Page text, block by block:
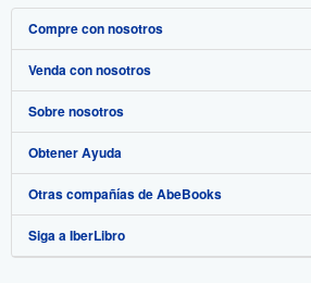
Compre con nosotros
Búsqueda avanzada
Colecciones
Mi cuenta
Mis pedidos
Ver carrito
Venda con nosotros
Comenzar a vender
Únase a nuestro programa de afiliados
Recomiende un vendedor
Sobre nosotros
Sobre IberLibro
Medios
Empleo
Obtener Ayuda
Preguntas frecuentes y guías
Atención al Cliente
Otras compañías de AbeBooks
AbeBooks.com
Siga a IberLibro